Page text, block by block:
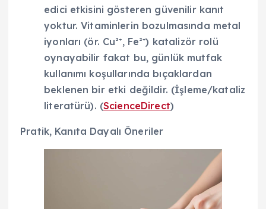
edici etkisini gösteren güvenilir kanıt
yoktur. Vitaminlerin bozulmasında metal
iyonları (ör. Cu²⁺, Fe²⁺) katalizör rolü
oynayabilir fakat bu, günlük mutfak
kullanımı koşullarında bıçaklardan
beklenen bir etki değildir. (İşleme/kataliz
literatürü). (ScienceDirect)
Pratik, Kanıta Dayalı Öneriler